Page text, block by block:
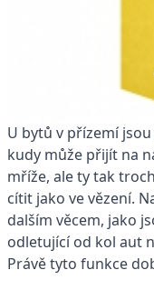
U bytů v přízemí
kudy může přijít na
mříže, ale ty tak
cítit jako ve vězení.
dalším věcem, jako
odletující od kol aut
Právě tyto funkce